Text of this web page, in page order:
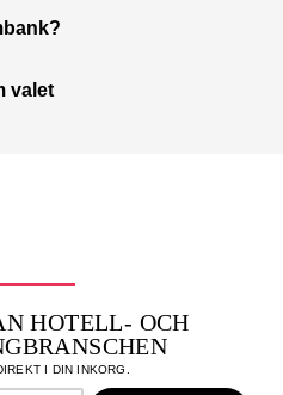
valet
HOTELL- OCH
I DIN INKORG.